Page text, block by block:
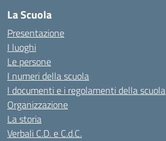
La Scuola
Presentazione
I luoghi
Le persone
I numeri della scuola
I documenti e i regolamenti della scuola
Organizzazione
La storia
Verbali C.D. e C.d.C.